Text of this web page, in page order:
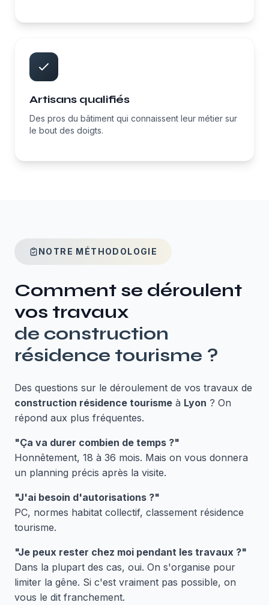
Artisans qualifiés
Des pros du bâtiment qui connaissent leur métier sur
le bout des doigts.
NOTRE MÉTHODOLOGIE
Comment se déroulent
vos travaux
de construction
résidence tourisme ?
Des questions sur le déroulement de vos travaux de
construction résidence tourisme à Lyon ? On
répond aux plus fréquentes.
"Ça va durer combien de temps ?"
Honnêtement, 18 à 36 mois. Mais on vous donnera
un planning précis après la visite.
"J'ai besoin d'autorisations ?"
PC, normes habitat collectif, classement résidence
tourisme.
"Je peux rester chez moi pendant les travaux ?"
Dans la plupart des cas, oui. On s'organise pour
limiter la gêne. Si c'est vraiment pas possible, on
vous le dit franchement.